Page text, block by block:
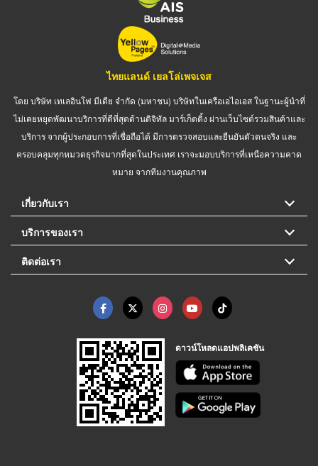
ไทยแลนด์ เยลโล่เพจเจส
โดย บริษัท เทเลอินโฟ มีเดีย จำกัด (มหาชน) บริษัทในเครือเอไอเอส ในฐานะผู้นำที่
ไม่เคยหยุดพัฒนาบริการที่ดีที่สุดด้านดิจิทัล มาร์เก็ตติ้ง ผ่านเว็บไซต์รวมสินค้าและ
บริการ จากผู้ประกอบการที่เชื่อถือได้ มีการตรวจสอบและยืนยันตัวตนจริง และ
ครอบคลุมทุกหมวดธุรกิจมากที่สุดในประเทศ เราจะมอบบริการที่เหนือความคาด
หมาย จากทีมงานคุณภาพ
เกี่ยวกับเรา
บริการของเรา
ติดต่อเรา
ดาวน์โหลดแอปพลิเคชัน